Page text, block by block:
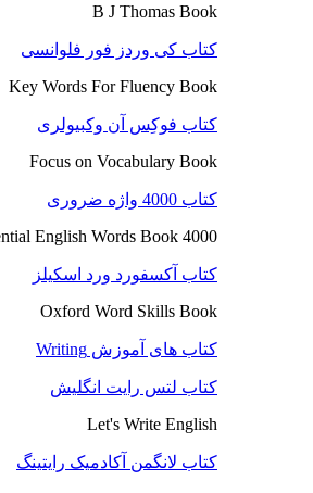
B J Thomas Book
کتاب کی وردز فور فلوانسی
Key Words For Fluency Book
کتاب فوکِس آن وکبیولری
Focus on Vocabulary Book
کتاب 4000 واژه ضروری
4000 Essential English Words Book
کتاب آکسفورد ورد اسکیلز
Oxford Word Skills Book
کتاب های آموزش Writing
کتاب لتس رایت انگلیش
Let's Write English
کتاب لانگمن آکادمیک رایتینگ